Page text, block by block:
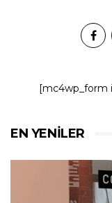
[mc4wp_form
EN YENILER